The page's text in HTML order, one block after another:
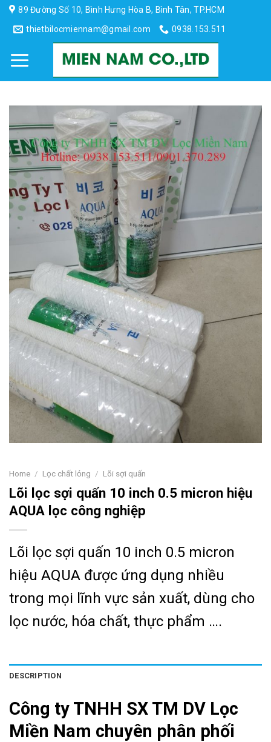
Skip
content
89 Đường Số 10, Bình Hưng Hòa B, Bình Tân, TP.HCM
thietbilocmiennam@gmail.com
0938.153.511
Home / Lọc chất lỏng / Lõi sợi quấn
Lõi lọc sợi quấn 10 inch 0.5 micron hiệu
AQUA lọc công nghiệp
Lõi lọc sợi quấn 10 inch 0.5 micron
hiệu AQUA được ứng dụng nhiều
trong mọi lĩnh vực sản xuất, dùng cho
lọc nước, hóa chất, thực phẩm ….
DESCRIPTION
Công ty TNHH SX TM DV Lọc
Miền Nam chuyên phân phối